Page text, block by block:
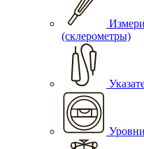
(склерометры)
Уровни